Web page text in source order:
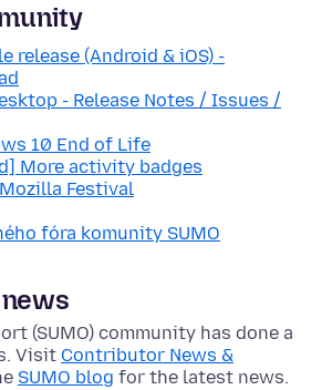
release (Android & iOS) -
- Release Notes / Issues /
10 End of Life
More activity badges
Festival
fóra komunity SUMO
(SUMO) community has done a
Visit Contributor News &
SUMO blog for the latest news.